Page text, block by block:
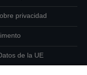
privacidad
de la UE